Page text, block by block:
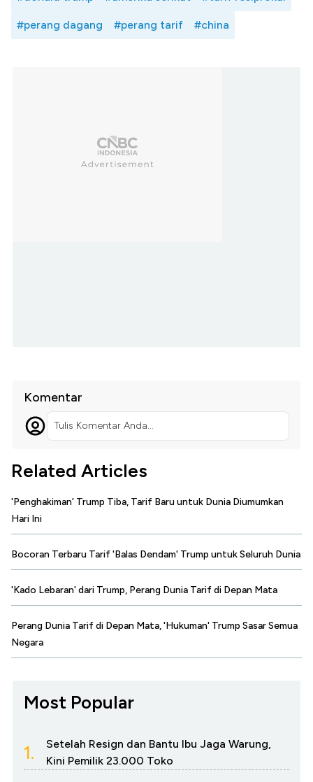
#perang dagang #perang tarif #china
Komentar
Tulis Komentar Anda...
Related Articles
'Penghakiman' Trump Tiba, Tarif Baru untuk Dunia Diumumkan
Hari Ini
Bocoran Terbaru Tarif 'Balas Dendam' Trump untuk Seluruh Dunia
'Kado Lebaran' dari Trump, Perang Dunia Tarif di Depan Mata
Perang Dunia Tarif di Depan Mata, 'Hukuman' Trump Sasar Semua
Negara
Most Popular
1.
Setelah Resign dan Bantu Ibu Jaga Warung,
Kini Pemilik 23.000 Toko